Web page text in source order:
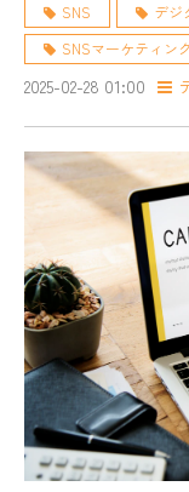
SNS
デジ
SNSマーケティン
2025-02-28 01:00